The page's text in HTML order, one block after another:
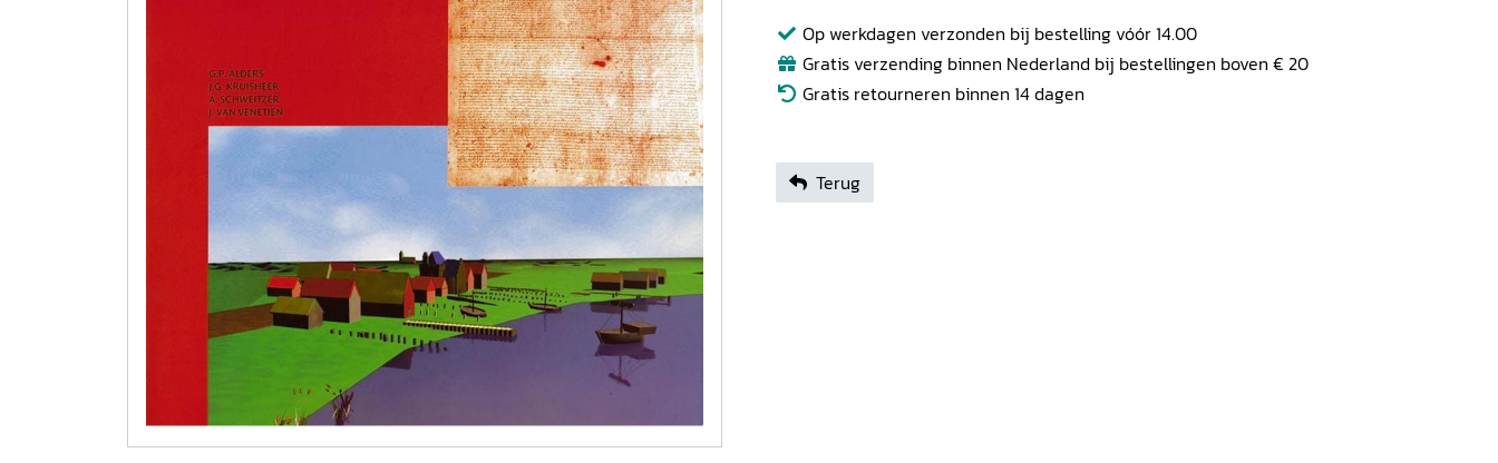
Op werkdagen verzonden bij bestelling vóór 14.00
Gratis verzending binnen Nederland bij bestellingen boven € 20
Gratis retourneren binnen 14 dagen
Terug